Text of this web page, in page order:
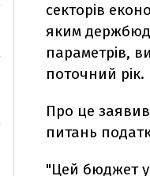
секторів
яким
параметрів,
поточний рік.
Про це
питань
"Цей бюджет